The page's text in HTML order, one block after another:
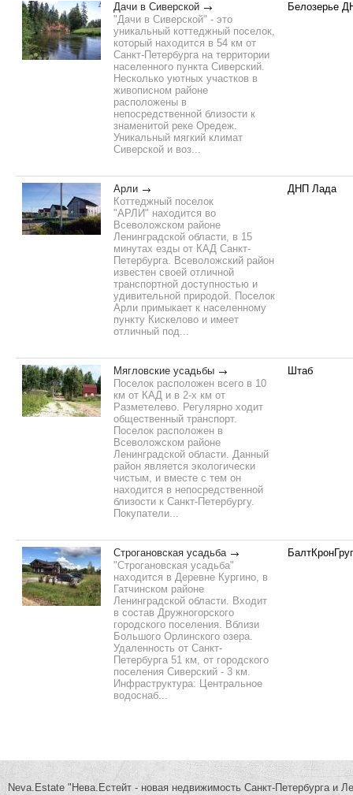
Дачи в Сиверской
"Дачи в Сиверской" - это
уникальный коттеджный поселок,
который находится в 54 км от
Санкт-Петербурга на территории
населенного пункта Сиверский.
Несколько уютных участков в
живописном районе
расположены в
непосредственной близости к
знаменитой реке Оредеж.
Уникальный мягкий климат
Сиверской и воз...
Белозерье
Арли
Коттеджный поселок
"АРЛИ" находится во
Всеволожском районе
Ленинградской области, в 15
минутах езды от КАД Санкт-
Петербурга. Всеволожский район
известен своей отличной
транспортной доступностью и
удивительной природой. Поселок
Арли примыкает к населенному
пункту Кискелово и имеет
отличный под...
ДНП Лада
Мягловские усадьбы
Поселок расположен всего в 10
км от КАД и в 2-х км от
Разметелево. Регулярно ходит
общественный транспорт.
Поселок расположен в
Всеволожском районе
Ленинградской области. Данный
район является экологически
чистым, и вместе с тем он
находится в непосредственной
близости к Санкт-Петербургу.
Покупатели...
Штаб
Строгановская усадьба
"Строгановская усадьба"
находится в Деревне Кургино, в
Гатчинском районе
Ленинградской области. Входит
в состав Дружногорского
городского поселения. Вблизи
Большого Орлинского озера.
Удаленность от Санкт-
Петербурга 51 км, от городского
поселения Сиверский - 3 км.
Инфраструктура: Центральное
водоснаб...
Neva.Estate "Нева.Естейт - новая недвижимость Санкт-Петербурга и